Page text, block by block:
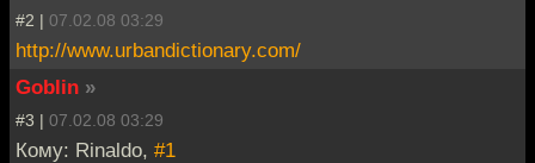
#2 | 07.02.08 03:29
http://www.urbandictionary.com/
Goblin »
#3 | 07.02.08 03:29
Кому: Rinaldo, #1